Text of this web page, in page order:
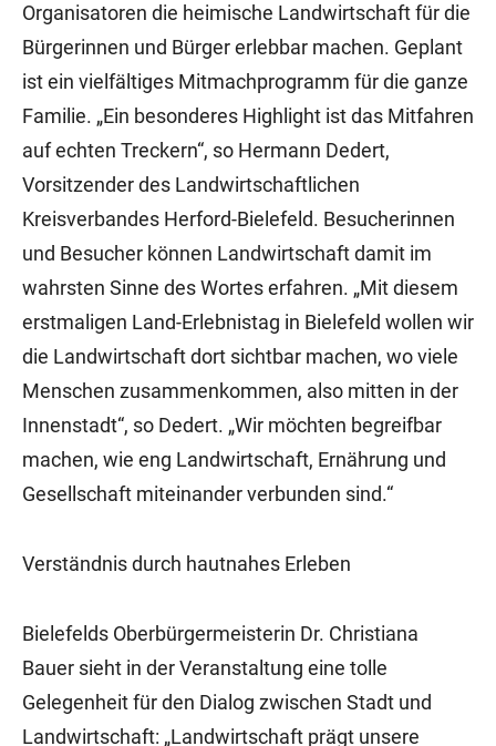
Organisatoren die heimische Landwirtschaft für die
Bürgerinnen und Bürger erlebbar machen. Geplant
ist ein vielfältiges Mitmachprogramm für die ganze
Familie. „Ein besonderes Highlight ist das Mitfahren
auf echten Treckern“, so Hermann Dedert,
Vorsitzender des Landwirtschaftlichen
Kreisverbandes Herford-Bielefeld. Besucherinnen
und Besucher können Landwirtschaft damit im
wahrsten Sinne des Wortes erfahren. „Mit diesem
erstmaligen Land-Erlebnistag in Bielefeld wollen wir
die Landwirtschaft dort sichtbar machen, wo viele
Menschen zusammenkommen, also mitten in der
Innenstadt“, so Dedert. „Wir möchten begreifbar
machen, wie eng Landwirtschaft, Ernährung und
Gesellschaft miteinander verbunden sind.“
Verständnis durch hautnahes Erleben
Bielefelds Oberbürgermeisterin Dr. Christiana
Bauer sieht in der Veranstaltung eine tolle
Gelegenheit für den Dialog zwischen Stadt und
Landwirtschaft: „Landwirtschaft prägt unsere